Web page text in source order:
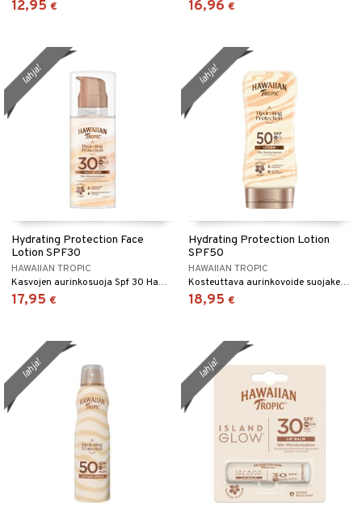
12,95 € 16,96 €
Hydrating Protection Face
Lotion SPF30
HAWAIIAN TROPIC
Kasvojen aurinkosuoja Spf 30 Hawaiian Tropicilta
17,95 €
lahja!
Hydrating Protection Lotion
SPF50
HAWAIIAN TROPIC
Kosteuttava aurinkovoide suojakertoimella Spf 50 Hawaiian Tropicilta
18,95 €
lahja!
lahja! lahja!